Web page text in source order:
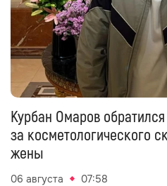
Курбан Омаров
за косметологического
жены
06 августа 07:58